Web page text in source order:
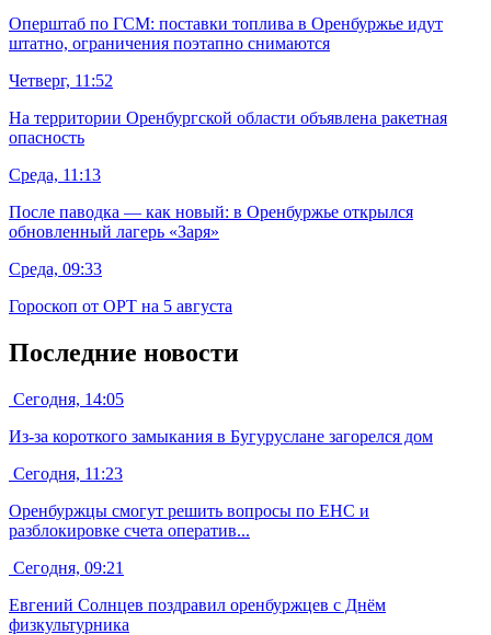
Оперштаб по ГСМ: поставки топлива в Оренбуржье идут
штатно, ограничения поэтапно снимаются
Четверг, 11:52
На территории Оренбургской области объявлена ракетная
опасность
Среда, 11:13
После паводка — как новый: в Оренбуржье открылся
обновленный лагерь «Заря»
Среда, 09:33
Гороскоп от ОРТ на 5 августа
Последние новости
Сегодня, 14:05
Из-за короткого замыкания в Бугуруслане загорелся дом
Сегодня, 11:23
Оренбуржцы смогут решить вопросы по ЕНС и
разблокировке счета оператив...
Сегодня, 09:21
Евгений Солнцев поздравил оренбуржцев с Днём
физкультурника